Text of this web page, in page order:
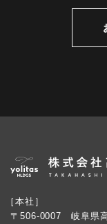
［本社］
〒506-0007 岐阜県